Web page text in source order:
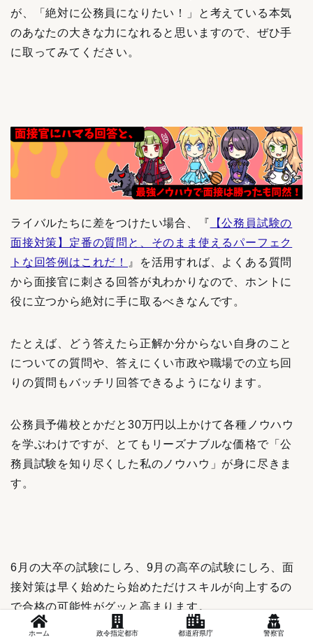
が、「絶対に公務員になりたい！」と考えている本気
のあなたの大きな力になれると思いますので、ぜひ手
に取ってみてください。
ライバルたちに差をつけたい場合、『 【公務員試験の
面接対策】定番の質問と、そのまま使えるパーフェク
トな回答例はこれだ！
』を活用すれば、よくある質問
から面接官に刺さる回答が丸わかりなので、ホントに
役に立つから絶対に手に取るべきなんです。
たとえば、どう答えたら正解か分からない自身のこと
についての質問や、答えにくい市政や職場での立ち回
りの質問もバッチリ回答できるようになります。
公務員予備校とかだと30万円以上かけて各種ノウハウ
を学ぶわけですが、とてもリーズナブルな価格で「公
務員試験を知り尽くした私のノウハウ」が身に尽きま
す。
6月の大卒の試験にしろ、9月の高卒の試験にしろ、面
接対策は早く始めたら始めただけスキルが向上するの
で合格の可能性がグッと高まります。
ホーム 政令指定都市 都道府県庁 警察官